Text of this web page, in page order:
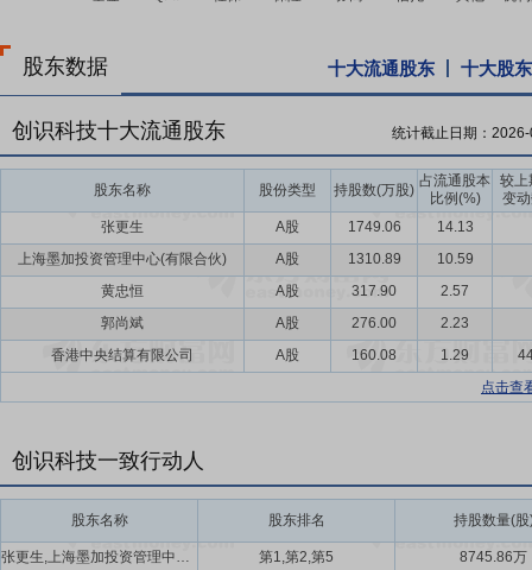
股东数据 十大流通股东 十大股东
创识科技十大流通股东 统计截止日期：
股东名称 股份类型 持股数(万股)
占流通股本
比例(%)
较上
变
张更生
A股 1749.06
14.13
上海墨加投资管理中心(有限合伙)
A股 1310.89
10.59
黄忠恒
A股 317.90
2.57
郭尚斌
A股 276.00
2.23
香港中央结算有限公司
A股 160.08 1.29
点击查
创识科技一致行动人
股东名称 股东排名 持股数量(股
张更生,上海墨加投资管理中心(有限合伙),林岚 第1,第2,第5
8745.86万